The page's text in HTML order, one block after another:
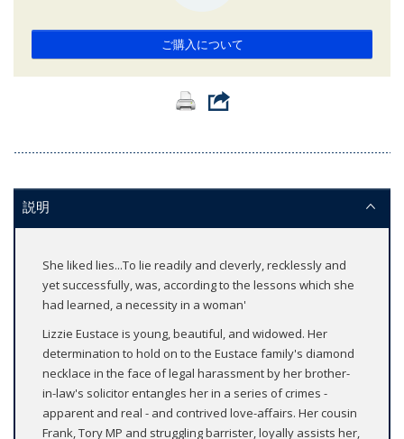
ご購入について
説明
She liked lies...To lie readily and cleverly, recklessly and
yet successfully, was, according to the lessons which she
had learned, a necessity in a woman'
Lizzie Eustace is young, beautiful, and widowed. Her
determination to hold on to the Eustace family's diamond
necklace in the face of legal harassment by her brother-
in-law's solicitor entangles her in a series of crimes -
apparent and real - and contrived love-affairs. Her cousin
Frank, Tory MP and struggling barrister, loyally assists her,